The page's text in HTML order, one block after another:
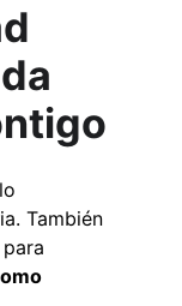
También